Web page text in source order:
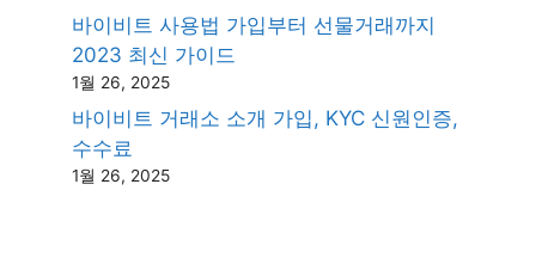
바이비트 사용법 가입부터 선물거래까지
2023 최신 가이드
1월 26, 2025
바이비트 거래소 소개 가입, KYC 신원인증,
수수료
1월 26, 2025